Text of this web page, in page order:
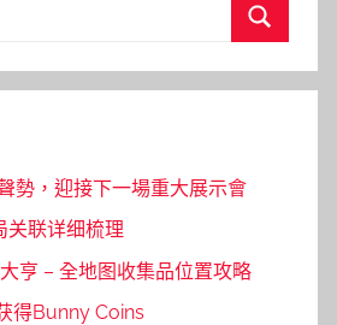
勢，迎接下一場重大展示會
关联详细梳理
亨 – 全地图收集品位置攻略
得Bunny Coins